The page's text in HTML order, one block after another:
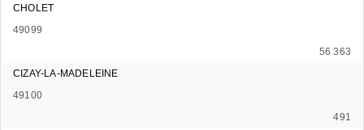
CHOLET
49099
56 363
CIZAY-LA-MADELEINE
49100
491